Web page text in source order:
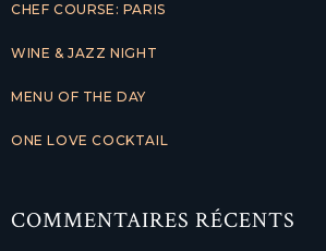
CHEF COURSE: PARIS
WINE & JAZZ NIGHT
MENU OF THE DAY
ONE LOVE COCKTAIL
COMMENTAIRES RÉCENTS